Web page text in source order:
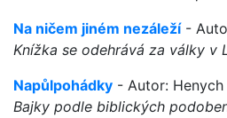
Na ničem jiném nezáleží-
Knížka se odehrává za války v
Napůlpohádky - Autor: Henych
Bajky podle biblických